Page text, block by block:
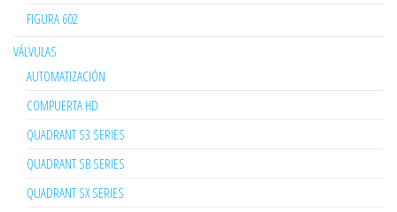
FIGURA 602
VÁLVULAS
AUTOMATIZACIÓN
COMPUERTA HD
QUADRANT S3 SERIES
QUADRANT SB SERIES
QUADRANT SX SERIES